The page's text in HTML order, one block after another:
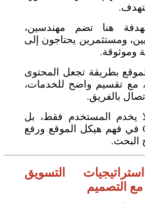
هنا تضم مهندسين،
ومستثمرين يحتاجون إلى
وموثوقة.
بطريقة تجعل المحتوى
مع تقسيم واضح للخدمات،
بالفريق.
يخدم المستخدم فقط، بل
يساعد Google في فهم هيكل الموقع ورفع
البحث.
التسويق
مع التصميم